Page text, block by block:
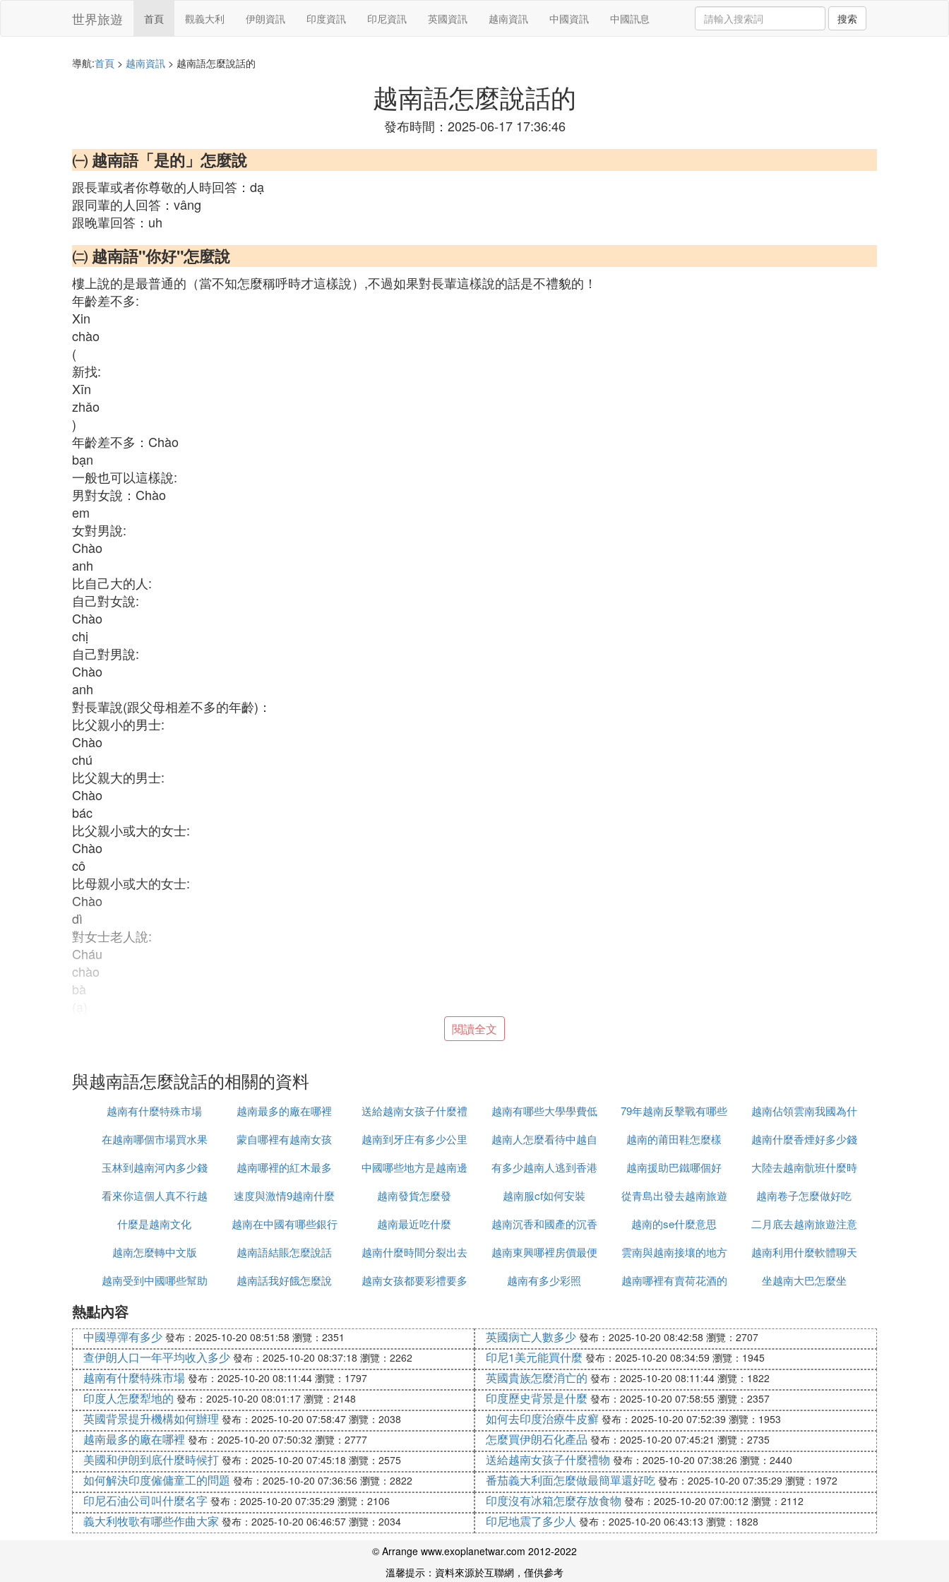
世界旅遊 首頁 觀義大利 伊朗資訊 印度資訊 印尼資訊 英國資訊 越南資訊 中國資訊 中國訊息 搜索
導航:首頁 > 越南資訊 > 越南語怎麼說話的
越南語怎麼說話的
發布時間：2025-06-17 17:36:46
㈠ 越南語「是的」怎麼說
跟長輩或者你尊敬的人時回答：dạ
跟同輩的人回答：vâng
跟晚輩回答：uh
㈡ 越南語"你好"怎麼說
樓上說的是最普通的（當不知怎麼稱呼時才這樣說）,不過如果對長輩這樣說的話是不禮貌的！
年齡差不多:
Xin
chào
(
新找:
Xīn
zhǎo
)
年齡差不多：Chào
bạn
一般也可以這樣說:
男對女說：Chào
em
女對男說:
Chào
anh
比自己大的人:
自己對女說:
Chào
chị
自己對男說:
Chào
anh
對長輩說(跟父母相差不多的年齡)：
比父親小的男士:
Chào
chú
比父親大的男士:
Chào
bác
比父親小或大的女士:
Chào
cô
比母親小或大的女士:
Chào
dì
對女士老人說:
Cháu
chào
bà
ông
(ạ)
除此之外，還有很多種說法的...
㈢ 越南語"你好"怎麼說
根據稱呼不同,時間不同你好的問候語有很多，
以下列舉例如:
早上好 chao buoi sang
中午好 chao buoi trua
下午好 chao buoi chieu
普通見面可以說 xin chao(發音近似與洗澡)
較好的哥們可以直接 chao+ 後面加上他的名字就可以了.
(3)越南語怎麼說話的擴展閱讀：
越南語學習技巧
越南語輔音 m n 發音要領 1)m 發音要領 發音部位：雙唇。 發音方法：雙唇緊閉如發[b]，軟齶下垂，氣流從鼻腔泄出，是濁輔音。 2)n 發音要領
發音部位：舌尖、上齒齦。 發音方法：舌尖緊貼上齒齦，軟齶下垂，聲帶顫動，氣流從鼻腔泄出 越南語發音2-1、越南語單母音發音要領 1)a，ă
開口度：全開。 舌位：下降至最低位置，平放。 唇形：舒展。長度：a音長，ă音短。 2)ơ ，â。
開口度：半閉，比a ，ă略小。 舌位： 舌根向軟齶升起。唇形： 舒展。 長度： ơ 音長，â音短。 2、越南語輔音t、 th、 đ發音要領 發音部位：
舌尖、上齒齦。 發音方法：舌尖頂住上齒齦，然後驟然放開，氣流向外沖出。 t:清音 th:送氣音。đ:濁音 越南語入門教學2 3、越南語輔音 nh、 n
g、 ngh、 l 發音要領 1)nh 發音部位：舌面、硬齶。 發音方法：舌面抵住硬齶，舌尖抵下齒背，軟齶下降，口腔通道完全阻塞，氣流從鼻腔泄
nh: 舌面鼻音 2)ng(ngh) 發音部位：舌根、軟齶。 ng(ngh) ：舌根頂住下垂的軟齶，氣流從鼻腔出來。發這個音是清晰的。 3)l 發音部位：舌尖、
閱讀全文
與越南語怎麼說話的相關的資料
越南有什麼特殊市場 越南最多的廠在哪裡
送給越南女孩子什麼禮
物
越南有哪些大學學費低
79年越南反擊戰有哪些
人
越南佔領雲南我國為什
麼未先進攻
在越南哪個市場買水果
最便宜
蒙自哪裡有越南女孩 越南到牙庄有多少公里
越南人怎麼看待中越自
衛戰
越南的莆田鞋怎麼樣
越南什麼香煙好多少錢
玉林到越南河內多少錢
越南哪裡的紅木最多
中國哪些地方是越南邊
境
有多少越南人逃到香港 越南援助巴鐵哪個好
大陸去越南骯班什麼時
候能正常
看來你這個人真不行越
南語怎麼說
速度與激情9越南什麼
時候上映
越南發貨怎麼發 越南服cf如何安裝
從青島出發去越南旅遊
怎麼辦
越南卷子怎麼做好吃
什麼是越南文化
越南在中國有哪些銀行 越南最近吃什麼
越南沉香和國產的沉香
什麼區別
越南的se什麼意思
二月底去越南旅遊注意
什麼
越南怎麼轉中文版 越南語結賬怎麼說話
越南什麼時間分裂出去
的
越南東興哪裡房價最便
宜
雲南與越南接壤的地方
有哪些
越南利用什麼軟體聊天
越南受到中國哪些幫助
越南話我好餓怎麼說
越南女孩都要彩禮要多
越南有多少彩照 越南哪裡有賣荷花酒的 坐越南大巴怎麼坐
熱點內容
中國導彈有多少 發布：2025-10-20 08:51:58 瀏覽：2351 英國病亡人數多少 發布：2025-10-20 08:42:58 瀏覽：2707
查伊朗人口一年平均收入多少 發布：2025-10-20 08:37:18 瀏覽：2262 印尼1美元能買什麼 發布：2025-10-20 08:34:59 瀏覽：1945
越南有什麼特殊市場 發布：2025-10-20 08:11:44 瀏覽：1797 英國貴族怎麼消亡的 發布：2025-10-20 08:11:44 瀏覽：1822
印度人怎麼犁地的 發布：2025-10-20 08:01:17 瀏覽：2148 印度歷史背景是什麼 發布：2025-10-20 07:58:55 瀏覽：2357
英國背景提升機構如何辦理 發布：2025-10-20 07:58:47 瀏覽：2038 如何去印度治療牛皮癬 發布：2025-10-20 07:52:39 瀏覽：1953
越南最多的廠在哪裡 發布：2025-10-20 07:50:32 瀏覽：2777 怎麼買伊朗石化產品 發布：2025-10-20 07:45:21 瀏覽：2735
美國和伊朗到底什麼時候打 發布：2025-10-20 07:45:18 瀏覽：2575 送給越南女孩子什麼禮物 發布：2025-10-20 07:38:26 瀏覽：2440
如何解決印度僱傭童工的問題 發布：2025-10-20 07:36:56 瀏覽：2822 番茄義大利面怎麼做最簡單還好吃 發布：2025-10-20 07:35:29 瀏覽：1972
印尼石油公司叫什麼名字 發布：2025-10-20 07:35:29 瀏覽：2106 印度沒有冰箱怎麼存放食物 發布：2025-10-20 07:00:12 瀏覽：2112
義大利牧歌有哪些作曲大家 發布：2025-10-20 06:46:57 瀏覽：2034 印尼地震了多少人 發布：2025-10-20 06:43:13 瀏覽：1828
© Arrange www.exoplanetwar.com 2012-2022
溫馨提示：資料來源於互聯網，僅供參考